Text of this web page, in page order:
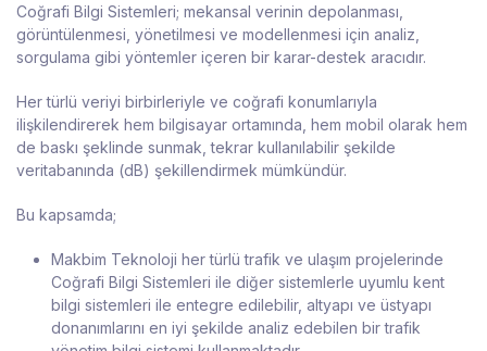
Coğrafi Bilgi Sistemleri; mekansal verinin depolanması,
görüntülenmesi, yönetilmesi ve modellenmesi için analiz,
sorgulama gibi yöntemler içeren bir karar-destek aracıdır.
Her türlü veriyi birbirleriyle ve coğrafi konumlarıyla
ilişkilendirerek hem bilgisayar ortamında, hem mobil olarak hem
de baskı şeklinde sunmak, tekrar kullanılabilir şekilde
veritabanında (dB) şekillendirmek mümkündür.
Bu kapsamda;
Makbim Teknoloji her türlü trafik ve ulaşım projelerinde
Coğrafi Bilgi Sistemleri ile diğer sistemlerle uyumlu kent
bilgi sistemleri ile entegre edilebilir, altyapı ve üstyapı
donanımlarını en iyi şekilde analiz edebilen bir trafik